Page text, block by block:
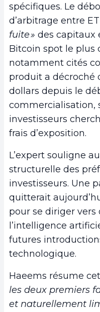
spécifiques. Le
d’arbitrage entre
fuite » des capitaux
Bitcoin spot le plus
notamment cités
produit a décroché
dollars depuis le
commercialisation,
investisseurs
frais d’exposition.
L’expert souligne
structurelle des
investisseurs. Une
quitterait
pour se diriger vers
l’intelligence
futures
technologique.
Haeems résume
les deux premiers
et naturellement